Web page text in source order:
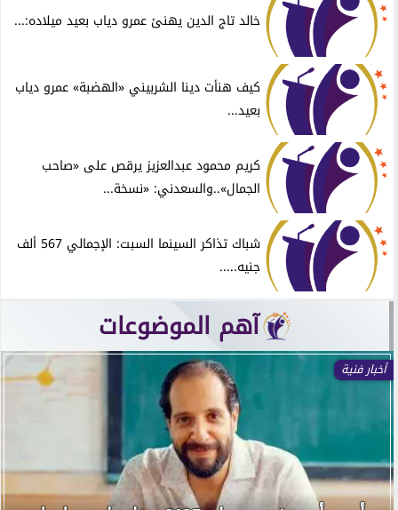
خالد تاج الدين يهنئ عمرو دياب بعيد ميلاده:...
كيف هنأت دينا الشربيني «الهضبة» عمرو دياب
بعيد...
كريم محمود عبدالعزيز يرقص على «صاحب
الجمال»..والسعدني: «نسخة...
شباك تذاكر السينما السبت: الإجمالي 567 ألف
جنيه.....
آهم الموضوعات
أخبار فنية